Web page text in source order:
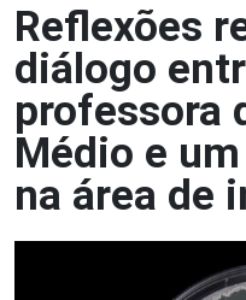
Reflexões
diálogo
professora
Médio e
na área de